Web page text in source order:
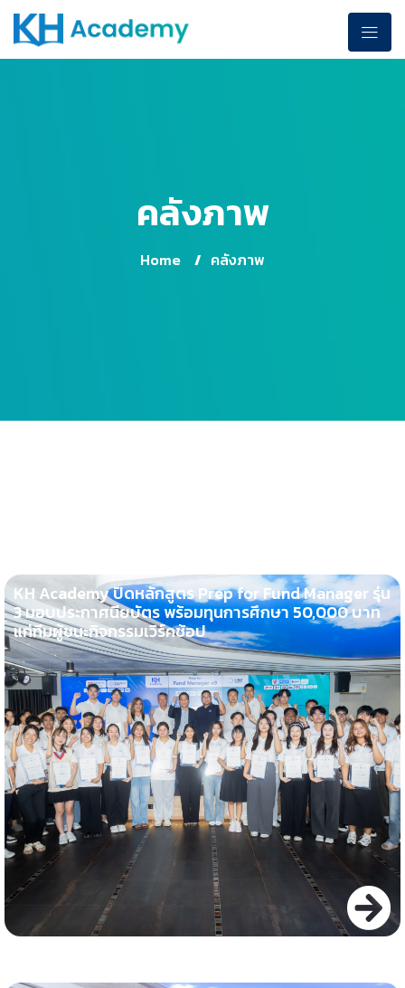
คลังภาพ
Home / คลังภาพ
KH Academy ปิดหลักสูตร Prep for Fund Manager รุ่น
3 มอบประกาศนียบัตร พร้อมทุนการศึกษา 50,000 บาท
แก่ทีมผู้ชนะกิจกรรมเวิร์คช้อป